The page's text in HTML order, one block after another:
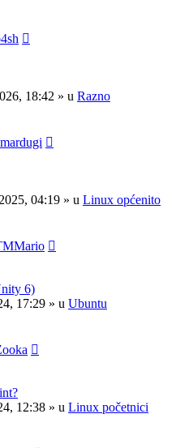
18:42 » u Razno
04:19 » u Linux općenito
6)
17:29 » u Ubuntu
12:38 » u Linux početnici